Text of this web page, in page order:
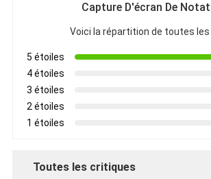
Capture D'écran De
Voici la répartition de toutes
5 étoiles
4 étoiles
3 étoiles
2 étoiles
1 étoiles
Toutes les critiques